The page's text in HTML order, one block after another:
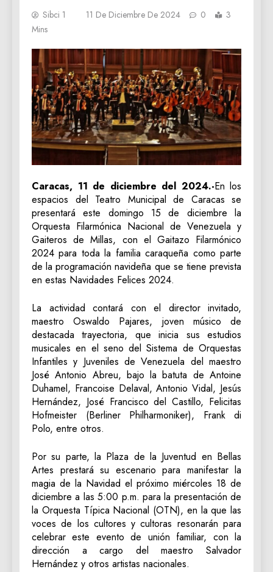
Sibci 1 11 De Diciembre De 2024 0
3
Mins
Caracas, 11 de diciembre del 2024.-En los
espacios del Teatro Municipal de Caracas se
presentará este domingo 15 de diciembre la
Orquesta Filarmónica Nacional de Venezuela y
Gaiteros de Millas, con el Gaitazo Filarmónico
2024 para toda la familia caraqueña como parte
de la programación navideña que se tiene prevista
en estas Navidades Felices 2024.
La actividad contará con el director invitado,
maestro Oswaldo Pajares, joven músico de
destacada trayectoria, que inicia sus estudios
musicales en el seno del Sistema de Orquestas
Infantiles y Juveniles de Venezuela del maestro
José Antonio Abreu, bajo la batuta de Antoine
Duhamel, Francoise Delaval, Antonio Vidal, Jesús
Hernández, José Francisco del Castillo, Felicitas
Hofmeister (Berliner Philharmoniker), Frank di
Polo, entre otros.
Por su parte, la Plaza de la Juventud en Bellas
Artes prestará su escenario para manifestar la
magia de la Navidad el próximo miércoles 18 de
diciembre a las 5:00 p.m. para la presentación de
la Orquesta Típica Nacional (OTN), en la que las
voces de los cultores y cultoras resonarán para
celebrar este evento de unión familiar, con la
dirección a cargo del maestro Salvador
Hernández y otros artistas nacionales.